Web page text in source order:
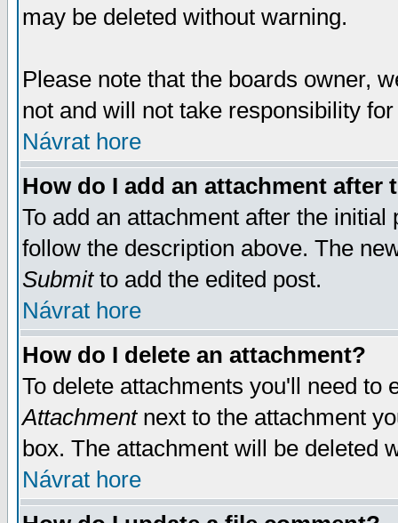
may be deleted without warning.
Please note that the boards owner,
not and will not take responsibility
Návrat hore
How do I add an attachment after
To add an attachment after the
follow the description above. The
Submitto add the edited post.
Návrat hore
How do I delete an attachment?
To delete attachments you'll need
Attachmentnext to the attachment
box. The attachment will be deleted
Návrat hore